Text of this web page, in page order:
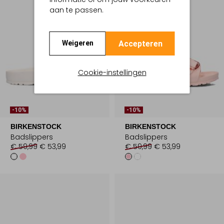
aan te passen.
Weigeren Accepteren
Cookie-instellingen
-10%
BIRKENSTOCK
Badslippers
€ 59,99 € 53,99
-10%
BIRKENSTOCK
Badslippers
€ 59,99 € 53,99